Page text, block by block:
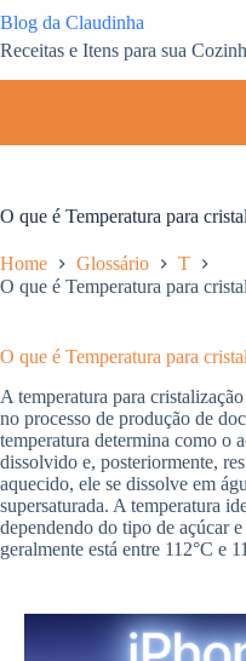
para
o
Blog da Claudinha
Receitas e Itens para sua
O que é Temperatura para
Home Glossário
T
O que é Temperatura para
O que é Temperatura para
A temperatura para
no processo de produção de
temperatura determina como o
dissolvido e, posteriormente,
aquecido, ele se dissolve em
supersaturada. A temperatura
dependendo do tipo de açúcar
geralmente está entre 112°C e